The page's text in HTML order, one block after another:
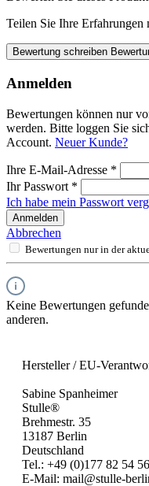
Teilen Sie Ihre Erfahrungen
Bewertung schreiben
Anmelden
Bewertungen können nur
werden. Bitte loggen Sie
Account. Neuer Kunde?
Ihre E-Mail-Adresse *
Ihr Passwort *
Ich habe mein Passwort
Anmelden
Abbrechen
Bewertungen nur in der
Keine Bewertungen
anderen.
Hersteller / EU-
Sabine Spanheimer
Stulle®
Brehmestr. 35
13187 Berlin
Deutschland
Tel.: +49 (0)177 82 54
E-Mail: mail@stulle-